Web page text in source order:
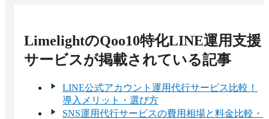
LimelightのQoo10特化LINE運用支援
サービスが掲載されている記事
LINE公式アカウント運用代行サービス比較！
導入メリット・選び方
SNS運用代行サービスの費用相場と料金比較・